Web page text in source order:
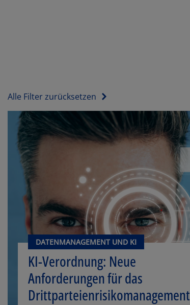
Alle Filter zurücksetzen
DATENMANAGEMENT UND KI
KI-Verordnung: Neue
Anforderungen für das
Drittparteienrisikomanagement